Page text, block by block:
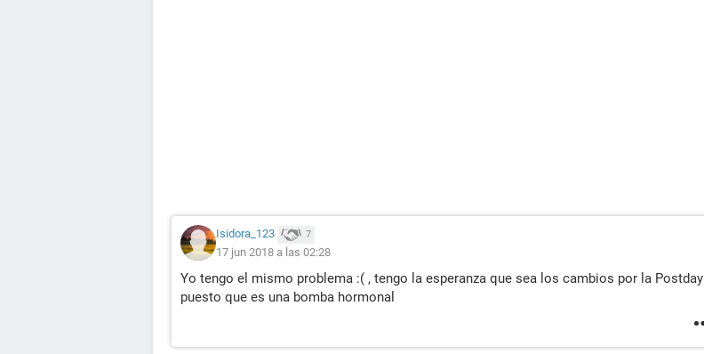
Isidora_123 7
17 jun 2018 a las 02:28
Yo tengo el mismo problema :( , tengo la esperanza que sea los cambios por la Postday
puesto que es una bomba hormonal